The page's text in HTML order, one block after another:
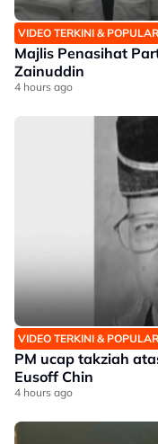
VIDEO TERKINI & POPULAR
Majlis Penasihat
Zainuddin
4 hours ago
VIDEO TERKINI & POPULAR
PM ucap takziah
Eusoff Chin
4 hours ago